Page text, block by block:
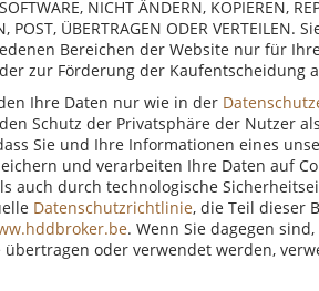
NICHT ÄNDERN, KOPIEREN,
POST, ÜBERTRAGEN ODER
Bereichen der Website nur für
zur Förderung der Kaufentscheidung
Ihre Daten nur wie in der
Schutz der Privatsphäre der Nutzer
Sie und Ihre Informationen eines
und verarbeiten Ihre Daten auf
auch durch technologische
Datenschutzrichtlinie, die Teil dieser
. Wenn Sie dagegen
übertragen oder verwendet werden,